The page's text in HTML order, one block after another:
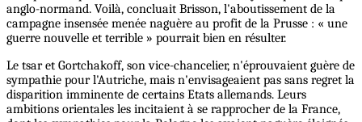
anglo-normand. Voilà, concluait Brisson, l'aboutissement de la
campagne insensée menée naguère au profit de la Prusse : « une
guerre nouvelle et terrible » pourrait bien en résulter.
Le tsar et Gortchakoff, son vice-chancelier, n'éprouvaient guère de
sympathie pour l'Autriche, mais n'envisageaient pas sans regret la
disparition imminente de certains Etats allemands. Leurs
ambitions orientales les incitaient à se rapprocher de la France,